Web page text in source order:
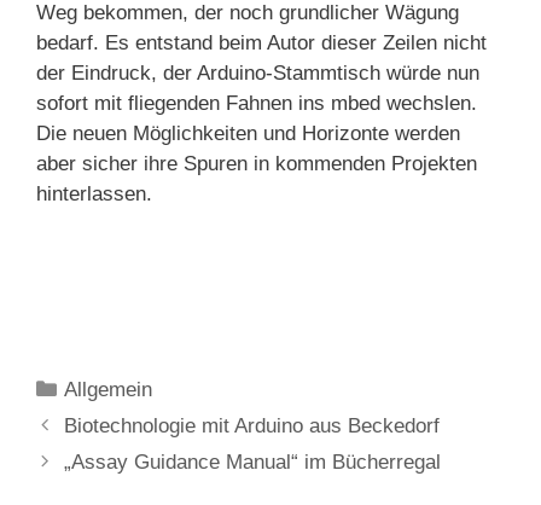
Weg bekommen, der noch grundlicher Wägung
bedarf. Es entstand beim Autor dieser Zeilen nicht
der Eindruck, der Arduino-Stammtisch würde nun
sofort mit fliegenden Fahnen ins mbed wechslen.
Die neuen Möglichkeiten und Horizonte werden
aber sicher ihre Spuren in kommenden Projekten
hinterlassen.
Kategorien
Allgemein
Biotechnologie mit Arduino aus Beckedorf
„Assay Guidance Manual“ im Bücherregal